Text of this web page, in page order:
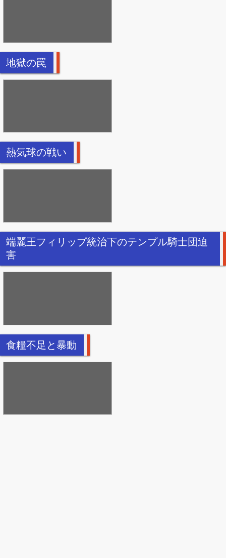
地獄の罠
熱気球の戦い
端麗王フィリップ統治下のテンプル騎士団迫
害
食糧不足と暴動